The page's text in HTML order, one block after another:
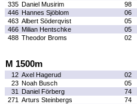
335 Daniel Musirim 98
446 Hannes Sjöblom 06
463 Albert Söderqvist 05
466 Milian Hentschke 05
488 Theodor Broms 02
M 1500m
12 Axel Hagerud 02
23 Noah Busch 05
31
Daniel Förberg 74
271 Arturs Steinbergs 74